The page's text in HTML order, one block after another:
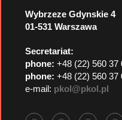
Wybrzeze Gdynskie 4
01-531 Warszawa
Secretariat:
phone: +48 (22) 560 37
phone: +48 (22) 560 37
e-mail: pkol@pkol.pl